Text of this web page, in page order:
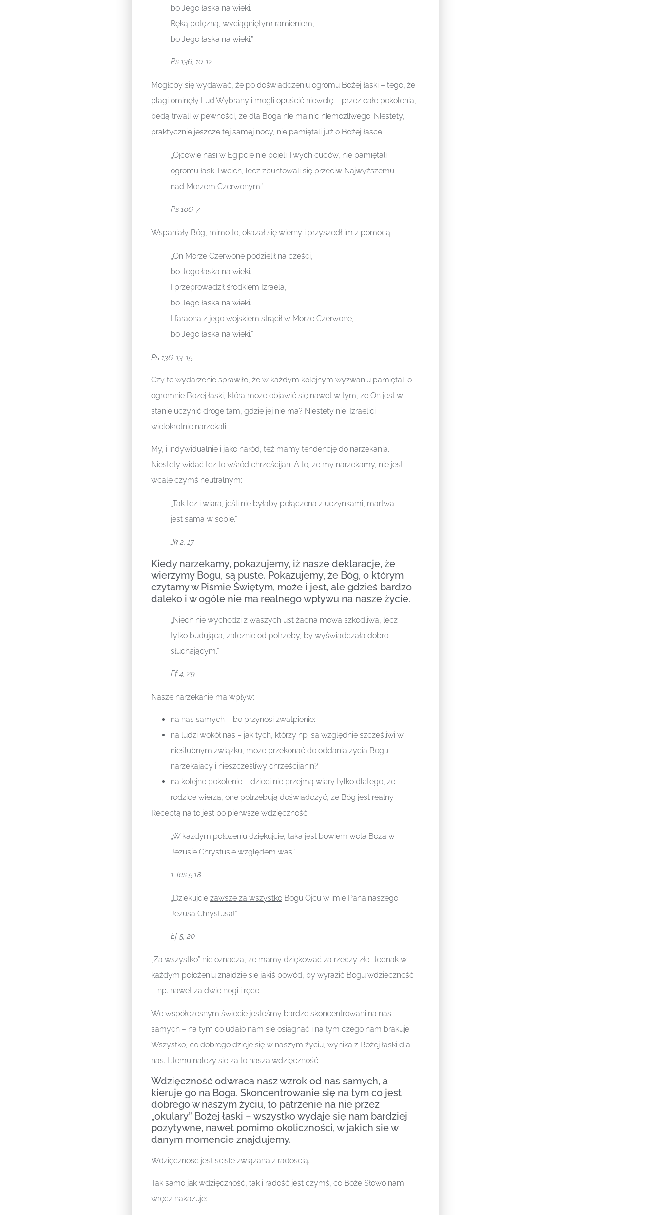
bo Jego łaska na wieki.
Ręką potężną, wyciągniętym ramieniem,
bo Jego łaska na wieki.”
Ps 136, 10-12
Mogłoby się wydawać, że po doświadczeniu ogromu Bożej łaski – tego, że
plagi ominęły Lud Wybrany i mogli opuścić niewolę – przez całe pokolenia,
będą trwali w pewności, że dla Boga nie ma nic niemożliwego. Niestety,
praktycznie jeszcze tej samej nocy, nie pamiętali już o Bożej łasce.
„Ojcowie nasi w Egipcie nie pojęli Twych cudów, nie pamiętali
ogromu łask Twoich, lecz zbuntowali się przeciw Najwyższemu
nad Morzem Czerwonym.”
Ps 106, 7
Wspaniały Bóg, mimo to, okazał się wierny i przyszedł im z pomocą:
„On Morze Czerwone podzielił na części,
bo Jego łaska na wieki.
I przeprowadził środkiem Izraela,
bo Jego łaska na wieki.
I faraona z jego wojskiem strącił w Morze Czerwone,
bo Jego łaska na wieki.”
Ps 136, 13-15
Czy to wydarzenie sprawiło, że w każdym kolejnym wyzwaniu pamiętali o
ogromnie Bożej łaski, która może objawić się nawet w tym, że On jest w
stanie uczynić drogę tam, gdzie jej nie ma? Niestety nie. Izraelici
wielokrotnie narzekali.
My, i indywidualnie i jako naród, też mamy tendencję do narzekania.
Niestety widać też to wśród chrześcijan. A to, że my narzekamy, nie jest
wcale czymś neutralnym:
„Tak też i wiara, jeśli nie byłaby połączona z uczynkami, martwa
jest sama w sobie.”
Jk 2, 17
Kiedy narzekamy, pokazujemy, iż nasze deklaracje, że
wierzymy Bogu, są puste. Pokazujemy, że Bóg, o którym
czytamy w Piśmie Świętym, może i jest, ale gdzieś bardzo
daleko i w ogóle nie ma realnego wpływu na nasze życie.
„Niech nie wychodzi z waszych ust żadna mowa szkodliwa, lecz
tylko budująca, zależnie od potrzeby, by wyświadczała dobro
słuchającym.”
Ef 4, 29
Nasze narzekanie ma wpływ:
na nas samych – bo przynosi zwątpienie;
na ludzi wokół nas – jak tych, którzy np. są względnie szczęśliwi w
nieślubnym związku, może przekonać do oddania życia Bogu
narzekający i nieszczęśliwy chrześcijanin?;
na kolejne pokolenie – dzieci nie przejmą wiary tylko dlatego, że
rodzice wierzą, one potrzebują doświadczyć, że Bóg jest realny.
Receptą na to jest po pierwsze wdzięczność.
„W każdym położeniu dziękujcie, taka jest bowiem wola Boża w
Jezusie Chrystusie względem was.”
1 Tes 5,18
„Dziękujcie zawsze za wszystko Bogu Ojcu w imię Pana naszego
Jezusa Chrystusa!”
Ef 5, 20
„Za wszystko” nie oznacza, że mamy dziękować za rzeczy złe. Jednak w
każdym położeniu znajdzie się jakiś powód, by wyrazić Bogu wdzięczność
– np. nawet za dwie nogi i ręce.
We współczesnym świecie jesteśmy bardzo skoncentrowani na nas
samych – na tym co udało nam się osiągnąć i na tym czego nam brakuje.
Wszystko, co dobrego dzieje się w naszym życiu, wynika z Bożej łaski dla
nas. I Jemu należy się za to nasza wdzięczność.
Wdzięczność odwraca nasz wzrok od nas samych, a
kieruje go na Boga. Skoncentrowanie się na tym co jest
dobrego w naszym życiu, to patrzenie na nie przez
„okulary” Bożej łaski – wszystko wydaje się nam bardziej
pozytywne, nawet pomimo okoliczności, w jakich sie w
danym momencie znajdujemy.
Wdzięczność jest ściśle związana z radością.
Tak samo jak wdzięczność, tak i radość jest czymś, co Boże Słowo nam
wręcz nakazuje: